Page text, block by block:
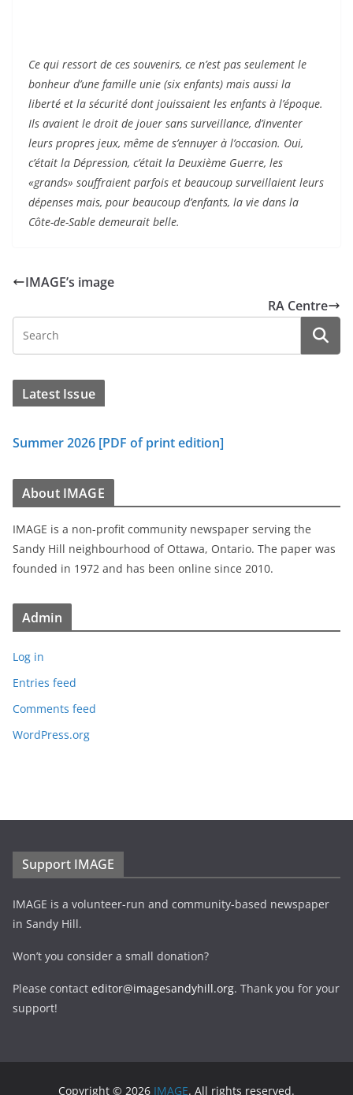
Ce qui ressort de ces souvenirs, ce n’est pas seulement le
bonheur d’une famille unie (six enfants) mais aussi la
liberté et la sécurité dont jouissaient les enfants à l’époque.
Ils avaient le droit de jouer sans surveillance, d’inventer
leurs propres jeux, même de s’ennuyer à l’occasion. Oui,
c’était la Dépression, c’était la Deuxième Guerre, les
«grands» souffraient parfois et beaucoup surveillaient leurs
dépenses mais, pour beaucoup d’enfants, la vie dans la
Côte-de-Sable demeurait belle.
IMAGE’s image
RA Centre
Latest Issue
Summer 2026 [PDF of print edition]
About IMAGE
IMAGE is a non-profit community newspaper serving the
Sandy Hill neighbourhood of Ottawa, Ontario. The paper was
founded in 1972 and has been online since 2010.
Admin
Log in
Entries feed
Comments feed
WordPress.org
Support IMAGE
IMAGE is a volunteer-run and community-based newspaper
in Sandy Hill.
Won’t you consider a small donation?
Please contact editor@imagesandyhill.org. Thank you for your
support!
Copyright © 2026 IMAGE. All rights reserved.